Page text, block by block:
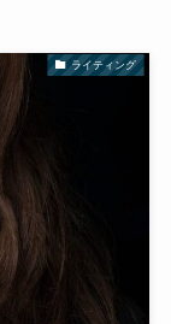
ライティング